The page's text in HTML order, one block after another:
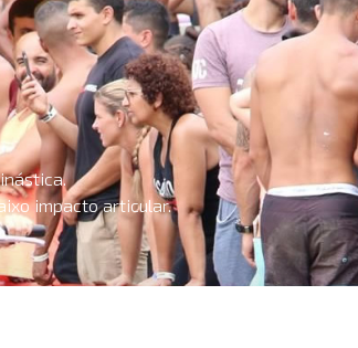
impacto articular.